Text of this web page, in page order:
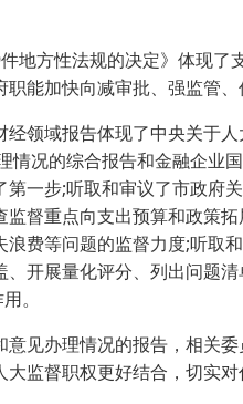
地方性法规的决定》体现了
能加快向减审批、强监管、
领域报告体现了中央关于
情况的综合报告和金融企业
一步;听取和审议了市政府
督重点向支出预算和政策
费等问题的监督力度;听取
开展量化评分、列出问题
。
见办理情况的报告，相关委
监督职权更好结合，切实对